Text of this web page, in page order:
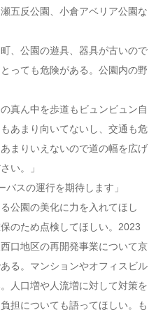
五反公園、小倉アベリア公園な
、公園の遊具、器具が古いので
っても危険がある。公園内の野
真ん中を歩道もビュンビュン自
あまり向いてないし、交通も危
まりいえないので道の幅を広げ
い。」
バスの運行を期待します」
公園の美化に力を入れてほし
のため点検してほしい。2023
口地区の再開発事業について京
る。マンションやオフィスビル
人口増や人流増に対して対策を
担についても語ってほしい。も